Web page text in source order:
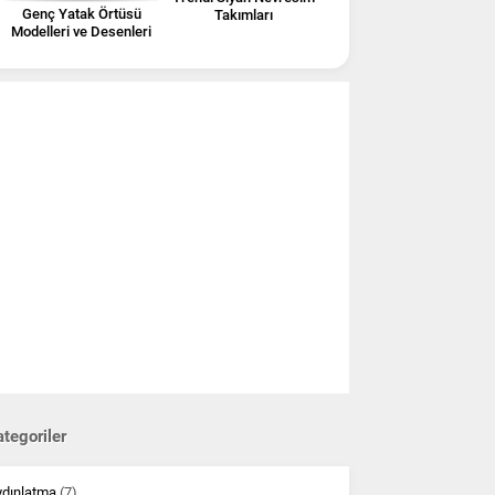
Genç Yatak Örtüsü
Modelleri ve Desenleri
Takımları